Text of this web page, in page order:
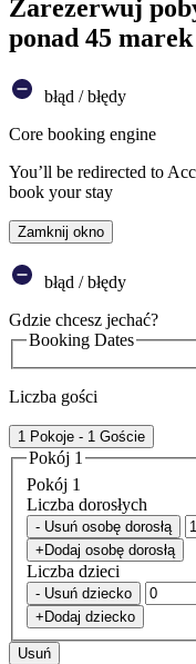
Zarezerwuj
ponad 45
błąd / błędy
Core booking engine
You’ll be redirected to
book your stay
Zamknij okno
błąd / błędy
Gdzie chcesz jechać?
Booking Dates
Liczba gości
1 Pokoje - 1 Goście
Pokój 1
Pokój 1
Liczba dorosłych
- Usuń osobę dorosłą
+Dodaj osobę dorosłą
Liczba dzieci
- Usuń dziecko
+Dodaj dziecko
Usuń